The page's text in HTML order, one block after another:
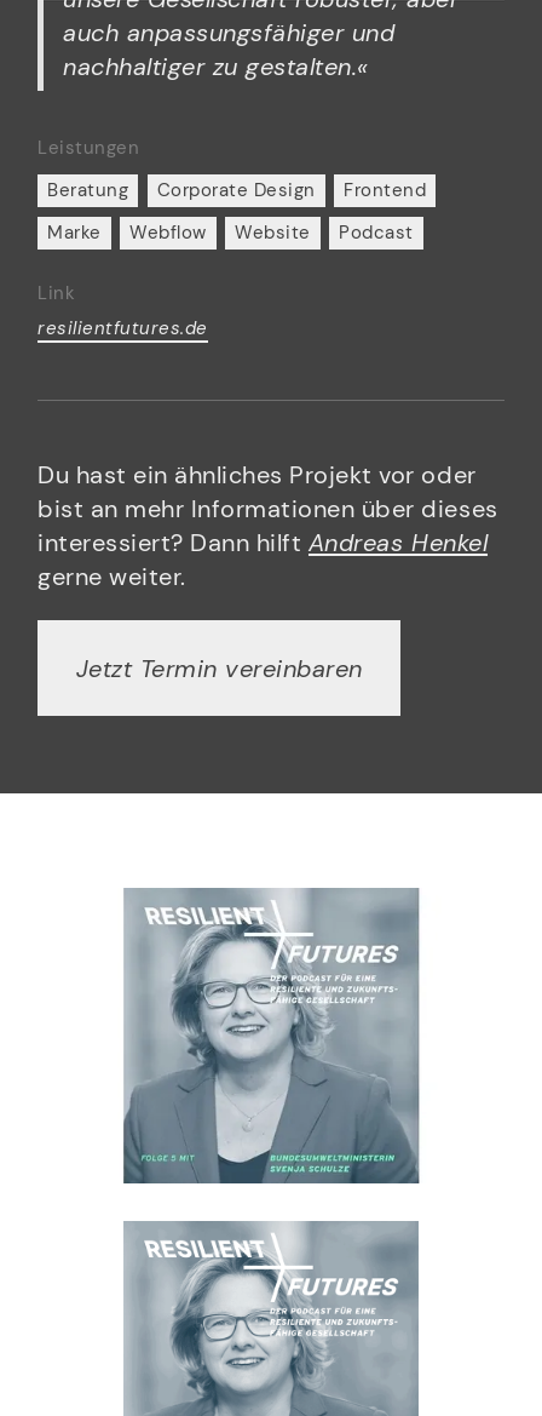
auch anpassungsfähiger und
nachhaltiger zu gestalten.«
Leistungen
Beratung
Corporate Design
Frontend
Marke
Webflow Website Podcast
Link
resilientfutures.de
Du hast ein ähnliches Projekt vor oder
bist an mehr Informationen über dieses
interessiert? Dann hilft Andreas Henkel
gerne weiter.
Jetzt Termin vereinbaren